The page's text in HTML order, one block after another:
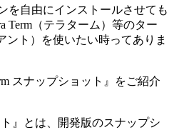
を自由にインストールさせても
Term（テラターム）等のター
ント）を使いたい時ってありま
スナップショット』をご紹介
ト』とは、開発版のスナップシ